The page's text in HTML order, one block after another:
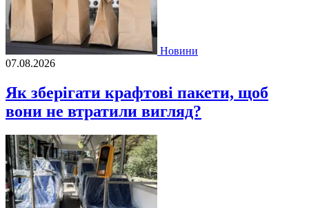
Новини
07.08.2026
Як зберігати крафтові пакети, щоб
вони не втратили вигляд?